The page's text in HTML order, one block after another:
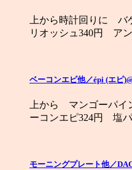
上から時計回りに
リオッシュ340円 ア
ベーコンエピ他／épi (エピ
上から マンゴーパ
ーコンエピ324円 塩
モーニングプレート他／